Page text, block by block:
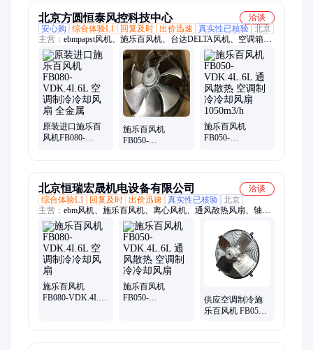
北京方圆恒泰风控科技中心
洽谈
安心购
综合体验L1 回复及时 出价迅速 真实性已核验 北京
主营： ebmpapst风机、施乐百风机、台达DELTA风机、空调箱风
机、EC风扇、制冷风机、sunon风扇、机柜风扇、DC风扇、山洋
风机、NMB—MAT风机、洛森风机、泛仕达风机、EC风机、防
爆风机、变频器风机、AHU风机、FFU风机、AC风机、DC风
机、储能风机
原装进口施乐百
风机FB080-
施乐百风机
FB050-
1.8A
施乐百风机
FB050-
北京恒瑞宏晟机电设备有限公司
洽谈
综合体验L1
回复及时 出价迅速 真实性已核验 北京
主营： ebm风机、施乐百风机、离心风机、通风散热风扇、轴流
风机、变频器风机、空气净化风机、FFU风机、锅炉风机、
ebmpapst风机、wistro风机、nmb风机、abb风机、台达DELTA、
建准SUNON、EC风机、防爆风机、机柜风机、充电桩风机、防
水风机
施乐百风机
FB080-VDK.4I.6L
施乐百风机
FB050-
供应空调制冷施
乐百风机 FB050-